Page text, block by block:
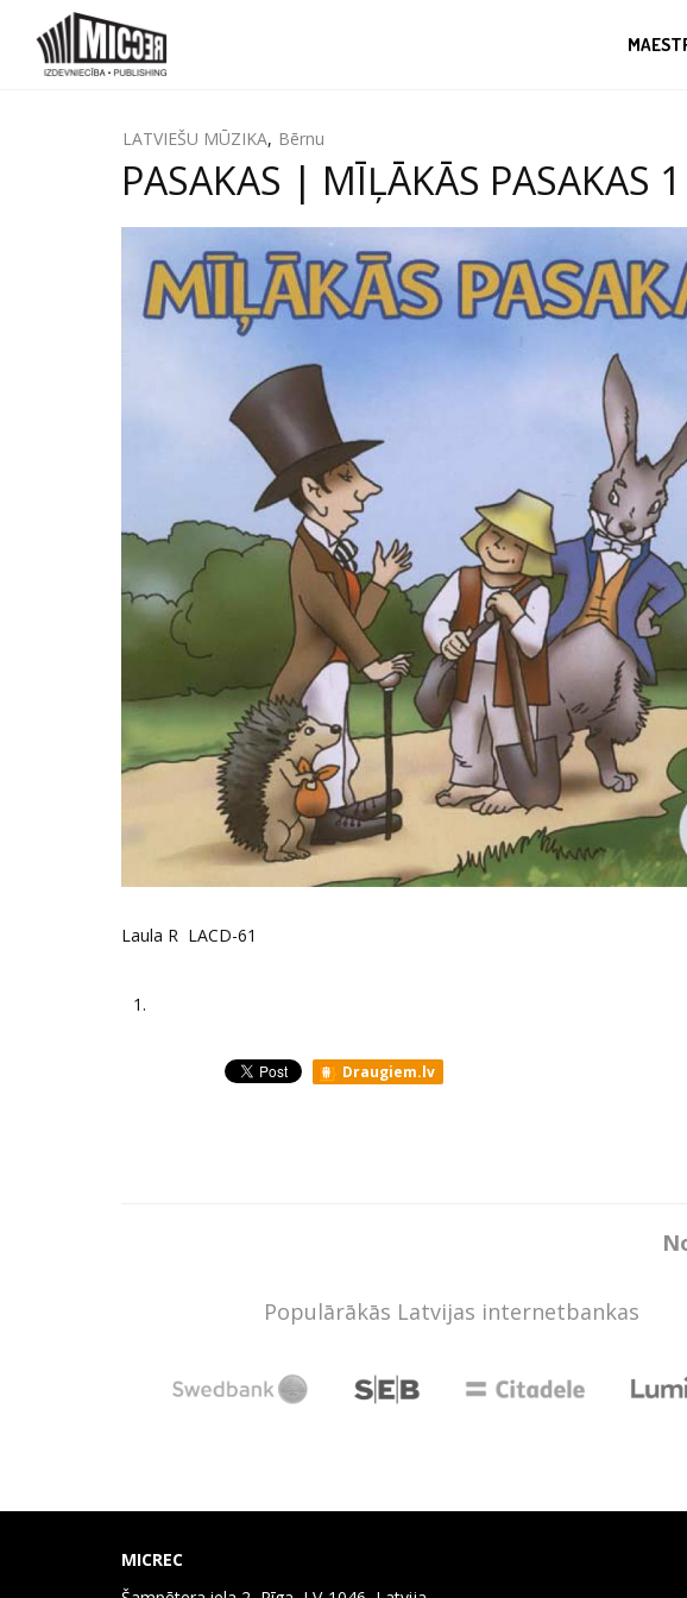
LATVIEŠU MŪZIKA, Bērnu
PASAKAS | MĪĻĀKĀS PASAKAS
Laula R LACD-61
1.
Draugiem.lv
Populārākās Latvijas internetbankas
MICREC